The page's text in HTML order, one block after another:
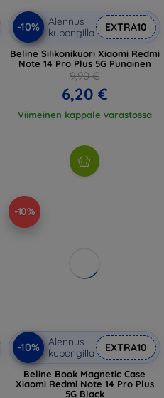
-10%
Alennus
kupongilla
EXTRA10
Beline Silikonikuori Xiaomi Redmi
Note 14 Pro Plus 5G Punainen
9,90 €
6,20 €
Viimeinen kappale varastossa
-10%
-10%
Alennus
kupongilla
EXTRA10
Beline Book Magnetic Case
Xiaomi Redmi Note 14 Pro Plus
5G Black